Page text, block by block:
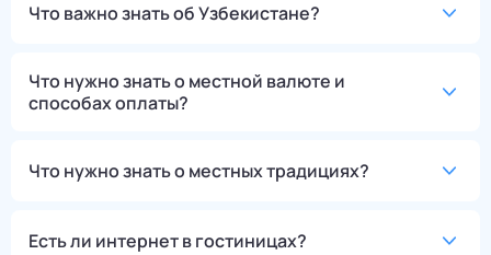
Что важно знать об Узбекистане?
Что нужно знать о местной валюте и
способах оплаты?
Что нужно знать о местных традициях?
Есть ли интернет в гостиницах?